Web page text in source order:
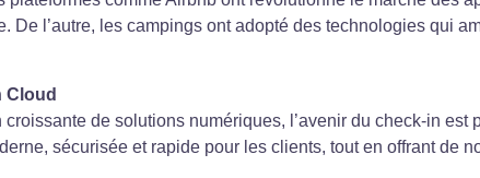
l’autre, les campings ont adopté des technologies qui
Cloud
de solutions numériques, l’avenir du check-in
sécurisée et rapide pour les clients, tout en offrant de